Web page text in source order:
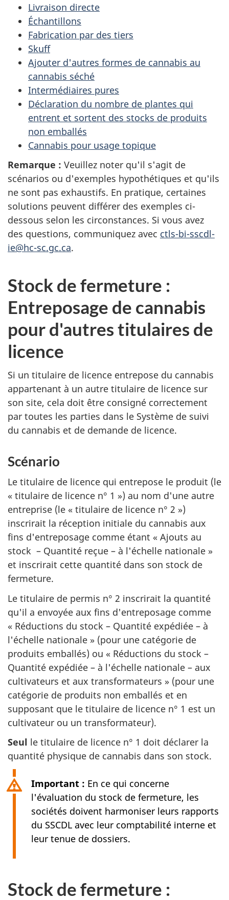
Livraison directe
Échantillons
Fabrication par des tiers
Skuff
Ajouter d'autres formes de cannabis au
cannabis séché
Intermédiaires pures
Déclaration du nombre de plantes qui
entrent et sortent des stocks de produits
non emballés
Cannabis pour usage topique
Remarque : Veuillez noter qu'il s'agit de
scénarios ou d'exemples hypothétiques et qu'ils
ne sont pas exhaustifs. En pratique, certaines
solutions peuvent différer des exemples ci-
dessous selon les circonstances. Si vous avez
des questions, communiquez avec ctls-bi-sscdl-
ie@hc-sc.gc.ca.
Stock de fermeture :
Entreposage de cannabis
pour d'autres titulaires de
licence
Si un titulaire de licence entrepose du cannabis
appartenant à un autre titulaire de licence sur
son site, cela doit être consigné correctement
par toutes les parties dans le Système de suivi
du cannabis et de demande de licence.
Scénario
Le titulaire de licence qui entrepose le produit (le
« titulaire de licence n° 1 ») au nom d'une autre
entreprise (le « titulaire de licence n° 2 »)
inscrirait la réception initiale du cannabis aux
fins d'entreposage comme étant « Ajouts au
stock – Quantité reçue – à l'échelle nationale »
et inscrirait cette quantité dans son stock de
fermeture.
Le titulaire de permis n° 2 inscrirait la quantité
qu'il a envoyée aux fins d'entreposage comme
« Réductions du stock – Quantité expédiée – à
l'échelle nationale » (pour une catégorie de
produits emballés) ou « Réductions du stock –
Quantité expédiée – à l'échelle nationale – aux
cultivateurs et aux transformateurs » (pour une
catégorie de produits non emballés et en
supposant que le titulaire de licence n° 1 est un
cultivateur ou un transformateur).
Seul le titulaire de licence n° 1 doit déclarer la
quantité physique de cannabis dans son stock.
Important : En ce qui concerne
l'évaluation du stock de fermeture, les
sociétés doivent harmoniser leurs rapports
du SSCDL avec leur comptabilité interne et
leur tenue de dossiers.
Stock de fermeture :